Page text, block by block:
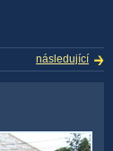
následující